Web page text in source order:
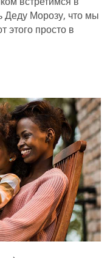
Деду Морозу, что мы
этого просто в